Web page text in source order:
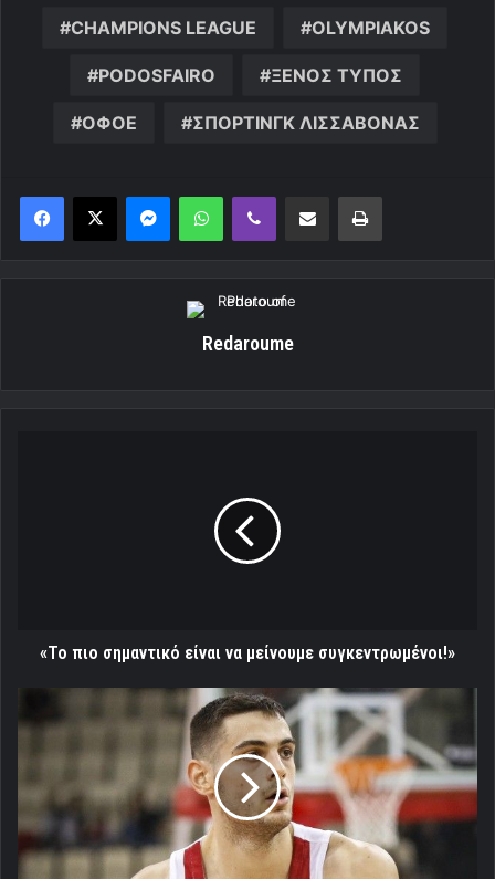
CHAMPIONS LEAGUE OLYMPIAKOS
PODOSFAIRO ΞΕΝΟΣ ΤΥΠΟΣ
ΟΦΟΕ ΣΠΟΡΤΙΝΓΚ ΛΙΣΣΑΒΟΝΑΣ
MessengerWhatsAppViber Κοινοποίηση μέσω ηλεκτρονικού ταχυδρομείουΕκτύπωση
Redaroume
«Το πιο σημαντικό είναι να μείνουμε συγκεντρωμένοι!»
ότι
ομάδα!»